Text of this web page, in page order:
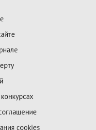
cookies